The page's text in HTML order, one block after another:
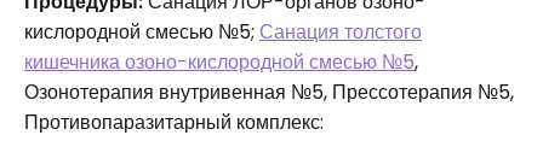
кислородной смесью №5; Санация толстого
кишечника озоно-кислородной смесью №5,
Озонотерапия внутривенная №5, Прессотерапия №5,
Противопаразитарный комплекс: